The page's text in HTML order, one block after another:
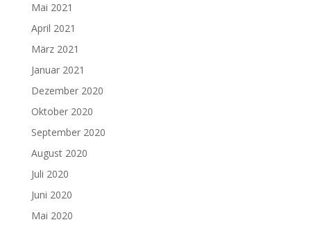
Mai 2021
April 2021
März 2021
Januar 2021
Dezember 2020
Oktober 2020
September 2020
August 2020
Juli 2020
Juni 2020
Mai 2020